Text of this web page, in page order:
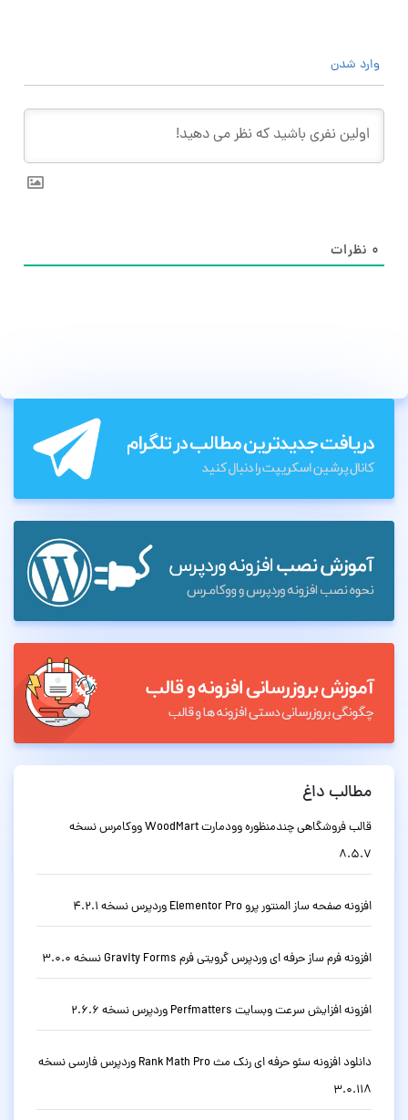
وارد شدن
۰ نظرات
مطالب داغ
قالب فروشگاهی چندمنظوره وودمارت WoodMart ووکامرس نسخه
8.5.7
افزونه صفحه ساز المنتور پرو Elementor Pro وردپرس نسخه 4.2.1
افزونه فرم ساز حرفه ای وردپرس گرویتی فرم Gravity Forms نسخه 3.0.0
افزونه افزایش سرعت وبسایت Perfmatters وردپرس نسخه 2.6.6
دانلود افزونه سئو حرفه ای رنک مث Rank Math Pro وردپرس فارسی نسخه
3.0.118